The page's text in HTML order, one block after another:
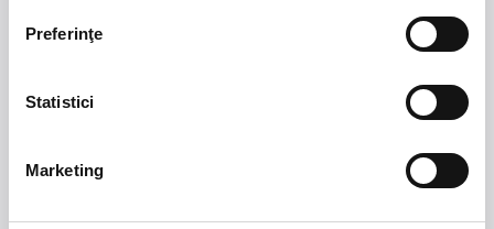
Preferinţe
Statistici
Marketing
Summer Well 2026
Domeniul Stirbey Voda, Buftea
1. Blackbriar - A Thousand Little Deaths Tour-